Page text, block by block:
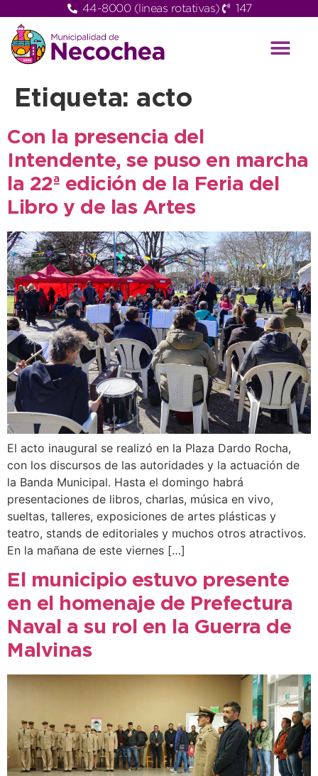
44-8000 (lineas rotativas) 147
Etiqueta: acto
Con la presencia del
Intendente, se puso en marcha
la 22ª edición de la Feria del
Libro y de las Artes
El acto inaugural se realizó en la Plaza Dardo Rocha,
con los discursos de las autoridades y la actuación de
la Banda Municipal. Hasta el domingo habrá
presentaciones de libros, charlas, música en vivo,
sueltas, talleres, exposiciones de artes plásticas y
teatro, stands de editoriales y muchos otros atractivos.
En la mañana de este viernes […]
El municipio estuvo presente
en el homenaje de Prefectura
Naval a su rol en la Guerra de
Malvinas